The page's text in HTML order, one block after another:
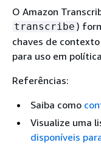
O Amazon
transcribe )
chaves de
para uso em
Referências:
Saiba como
Visualize uma
disponíveis